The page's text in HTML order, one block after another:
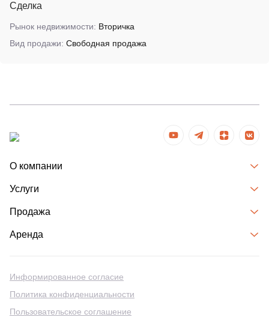
Сделка
Рынок недвижимости: Вторичка
Вид продажи: Свободная продажа
О компании
Услуги
Продажа
Аренда
Информированное согласие
Политика конфиденциальности
Пользовательское соглашение